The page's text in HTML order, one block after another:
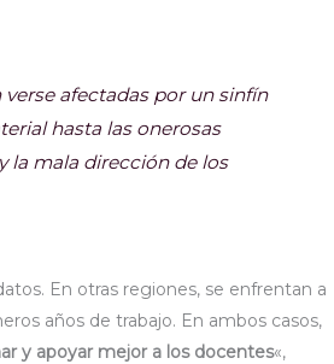
afectadas por un sinfín
hasta las onerosas
la mala dirección de los
En otras regiones, se enfrentan a
años de trabajo. En ambos casos,
y apoyar mejor a los docentes«,